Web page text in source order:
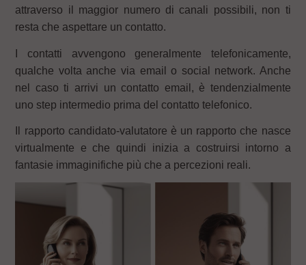
attraverso il maggior numero di canali possibili, non ti
resta che aspettare un contatto.
I contatti avvengono generalmente telefonicamente,
qualche volta anche via email o social network. Anche
nel caso ti arrivi un contatto email, è tendenzialmente
uno step intermedio prima del contatto telefonico.
Il rapporto candidato-valutatore è un rapporto che nasce
virtualmente e che quindi inizia a costruirsi intorno a
fantasie immaginifiche più che a percezioni reali.